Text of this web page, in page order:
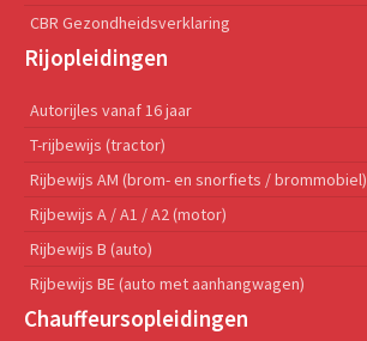
CBR Gezondheidsverklaring
Rijopleidingen
Autorijles vanaf 16 jaar
T-rijbewijs (tractor)
Rijbewijs AM (brom- en snorfiets / brommobiel)
Rijbewijs A / A1 / A2 (motor)
Rijbewijs B (auto)
Rijbewijs BE (auto met aanhangwagen)
Chauffeursopleidingen